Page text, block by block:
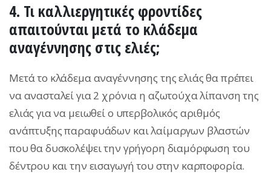
4. Τι καλλιεργητικές φροντίδες
απαιτούνται μετά το κλάδεμα
αναγέννησης στις ελιές;
Μετά το κλάδεμα αναγέννησης της ελιάς θα πρέπει
να ανασταλεί για 2 χρόνια η αζωτούχα λίπανση της
ελιάς για να μειωθεί ο υπερβολικός αριθμός
ανάπτυξης παραφυάδων και λαίμαργων βλαστών
που θα δυσκολέψει την γρήγορη διαμόρφωση του
δέντρου και την εισαγωγή του στην καρποφορία.